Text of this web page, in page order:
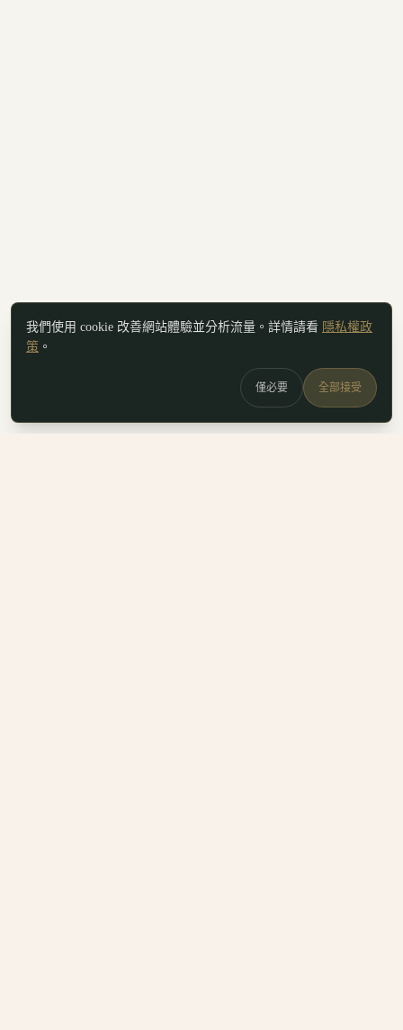
我們使用 cookie 改善網站體驗並分析流量。詳情請看 隱私權政
策 。
僅必要 全部接受